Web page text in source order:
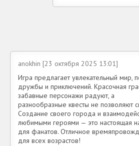
anokhin [23 октября 2025 13:01]
Игра предлагает увлекательный мир,
дружбы и приключений. Красочная
забавные персонажи радуют, а
разнообразные квесты не позволяют
Создание своего города и
любимыми героями — это настоящая
для фанатов. Отличное
для всех возрастов!